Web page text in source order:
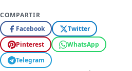
COMPARTIR
Facebook
Twitter
Pinterest
WhatsApp
Telegram